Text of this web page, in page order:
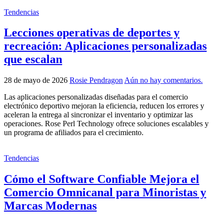
Tendencias
Lecciones operativas de deportes y
recreación: Aplicaciones personalizadas
que escalan
28 de mayo de 2026 Rosie Pendragon Aún no hay comentarios.
Las aplicaciones personalizadas diseñadas para el comercio
electrónico deportivo mejoran la eficiencia, reducen los errores y
aceleran la entrega al sincronizar el inventario y optimizar las
operaciones. Rose Perl Technology ofrece soluciones escalables y
un programa de afiliados para el crecimiento.
Tendencias
Cómo el Software Confiable Mejora el
Comercio Omnicanal para Minoristas y
Marcas Modernas